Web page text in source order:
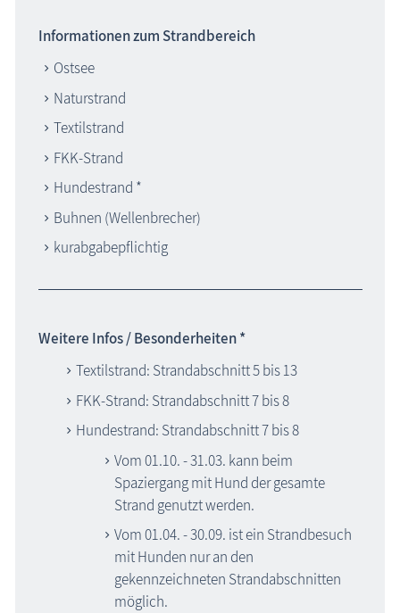
Informationen zum Strandbereich
Ostsee
Naturstrand
Textilstrand
FKK-Strand
Hundestrand *
Buhnen (Wellenbrecher)
kurabgabepflichtig
Weitere Infos / Besonderheiten *
Textilstrand: Strandabschnitt 5 bis 13
FKK-Strand: Strandabschnitt 7 bis 8
Hundestrand: Strandabschnitt 7 bis 8
Vom 01.10. - 31.03. kann beim
Spaziergang mit Hund der gesamte
Strand genutzt werden.
Vom 01.04. - 30.09. ist ein Strandbesuch
mit Hunden nur an den
gekennzeichneten Strandabschnitten
möglich.